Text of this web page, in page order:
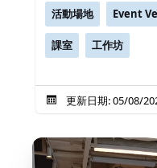
活動場地 Event
課室 工作坊
更新日期: 05/08/